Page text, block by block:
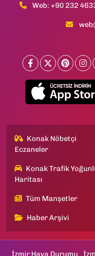
Web: +90 232
Konak Nöbetçi
Eczaneler
Konak Trafik
Haritası
Tüm Manşetler
Haber Arşivi
İzmir Hava Durumu